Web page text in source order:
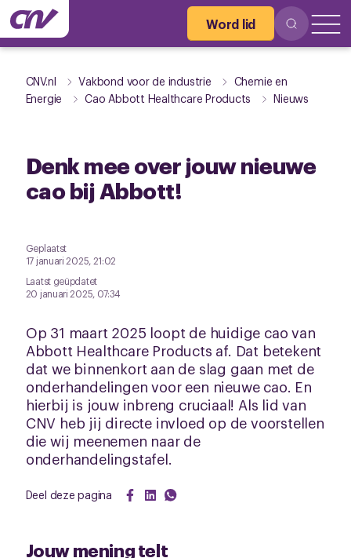
Word lid
CNV.nl Vakbond voor de industrie
Chemie en
Energie
Cao Abbott Healthcare Products Nieuws
Denk mee over jouw nieuwe
cao bij Abbott!
Geplaatst
17 januari 2025, 21:02
Laatst geüpdatet
20 januari 2025, 07:34
Op 31 maart 2025 loopt de huidige cao van
Abbott Healthcare Products af. Dat betekent
dat we binnenkort aan de slag gaan met de
onderhandelingen voor een nieuwe cao. En
hierbij is jouw inbreng cruciaal! Als lid van
CNV heb jij directe invloed op de voorstellen
die wij meenemen naar de
onderhandelingstafel.
Deel deze pagina
Jouw mening telt